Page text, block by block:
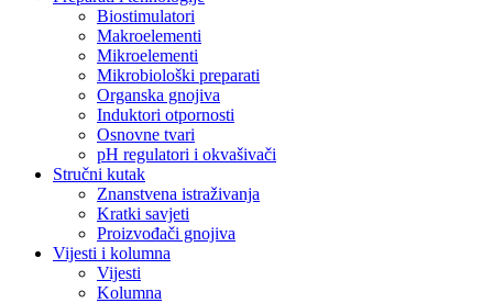
Biostimulatori
Makroelementi
Mikroelementi
Mikrobiološki preparati
Organska gnojiva
Induktori otpornosti
Osnovne tvari
pH regulatori i okvašivači
Stručni kutak
Znanstvena istraživanja
Kratki savjeti
Proizvođači gnojiva
Vijesti i kolumna
Vijesti
Kolumna